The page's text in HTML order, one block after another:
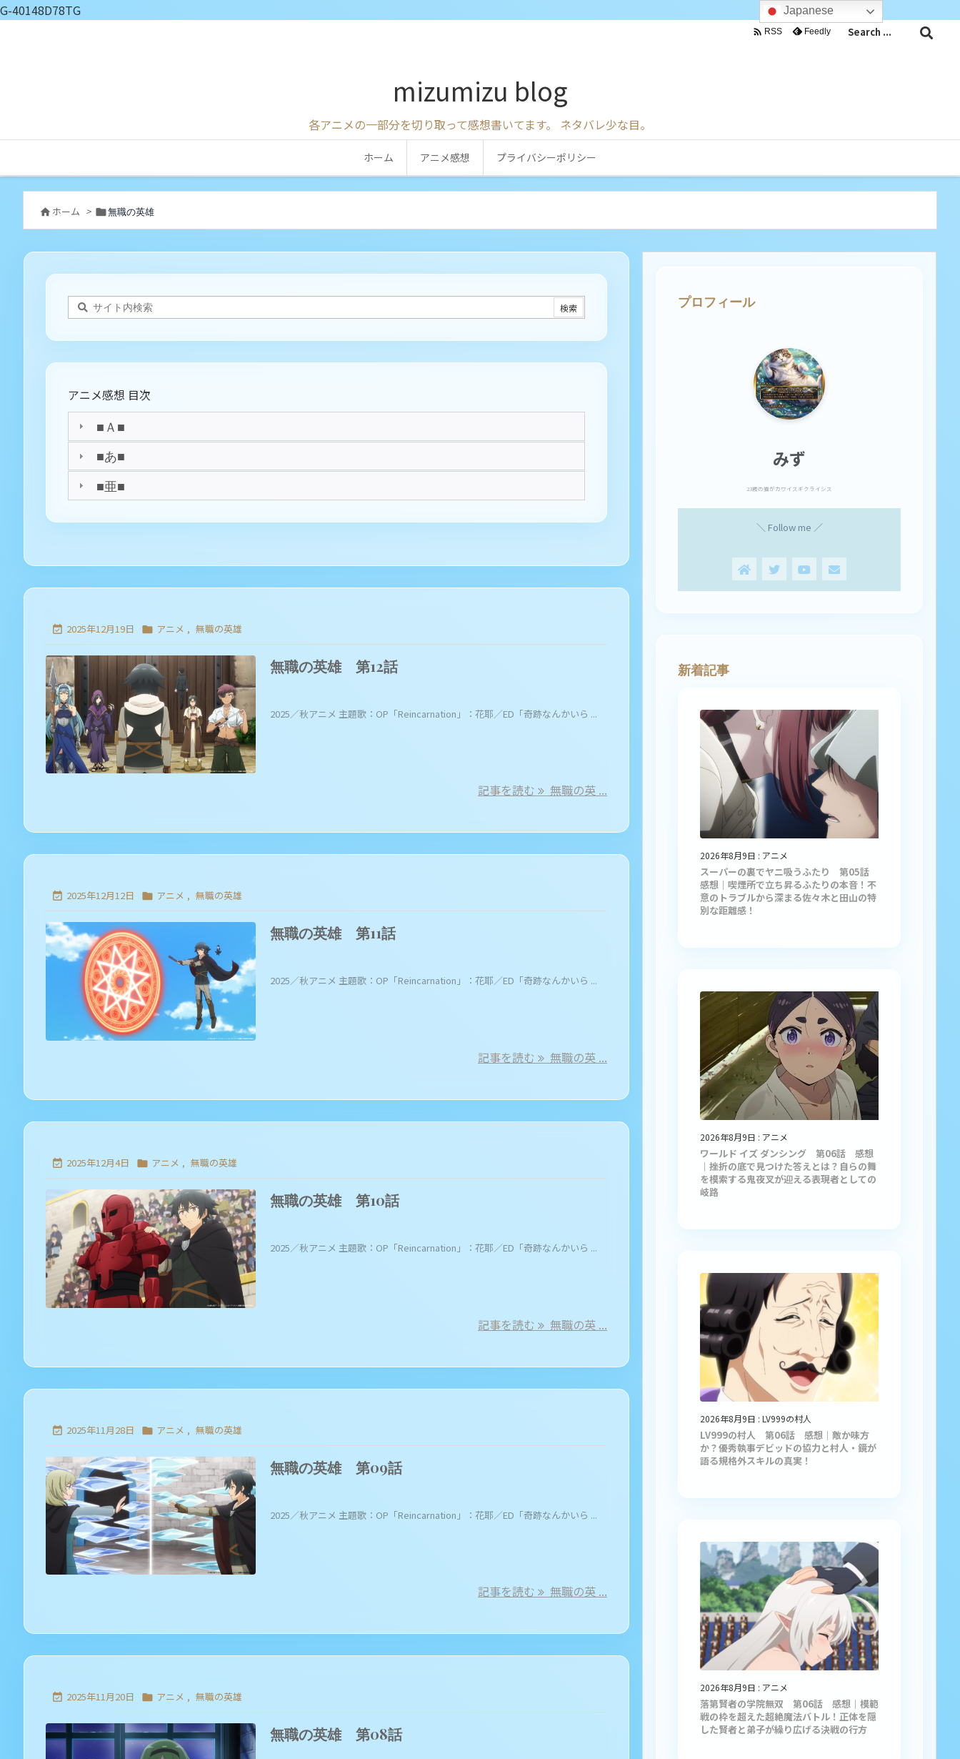
G-40148D78TG
mizumizu blog
各アニメの一部分を切り取って感想書いてます。 ネタバレ少な目。
ホーム アニメ感想 プライバシーポリシー
 RSS Feedly
 ホーム > 無職の英雄
アニメ感想 目次
■Ａ■
■あ■
■亜■
 2025年12月19日  アニメ , 無職の英雄
無職の英雄 第12話
2025／秋アニメ 主題歌：OP「Reincarnation」：花耶／ED「奇跡なんかいら ...
記事を読む 無職の英 ...
 2025年12月12日  アニメ , 無職の英雄
無職の英雄 第11話
2025／秋アニメ 主題歌：OP「Reincarnation」：花耶／ED「奇跡なんかいら ...
記事を読む 無職の英 ...
 2025年12月4日  アニメ , 無職の英雄
無職の英雄 第10話
2025／秋アニメ 主題歌：OP「Reincarnation」：花耶／ED「奇跡なんかいら ...
記事を読む 無職の英 ...
 2025年11月28日  アニメ , 無職の英雄
無職の英雄 第09話
2025／秋アニメ 主題歌：OP「Reincarnation」：花耶／ED「奇跡なんかいら ...
記事を読む 無職の英 ...
 2025年11月20日  アニメ , 無職の英雄
無職の英雄 第08話
プロフィール
みず
23歳の猫がカワイスギクライシス
＼ Follow me ／
新着記事
2026年8月9日 : アニメ
スーパーの裏でヤニ吸うふたり 第05話
感想｜喫煙所で立ち昇るふたりの本音！不
意のトラブルから深まる佐々木と田山の特
別な距離感！
2026年8月9日 : アニメ
ワールド イズ ダンシング 第06話 感想
｜挫折の底で見つけた答えとは？自らの舞
を模索する鬼夜叉が迎える表現者としての
岐路
2026年8月9日 : LV999の村人
LV999の村人 第06話 感想｜敵か味方
か？優秀執事デビッドの協力と村人・鏡が
語る規格外スキルの真実！
2026年8月9日 : アニメ
落第賢者の学院無双 第06話 感想｜模範
戦の枠を超えた超絶魔法バトル！正体を隠
した賢者と弟子が繰り広げる決戦の行方
Japanese